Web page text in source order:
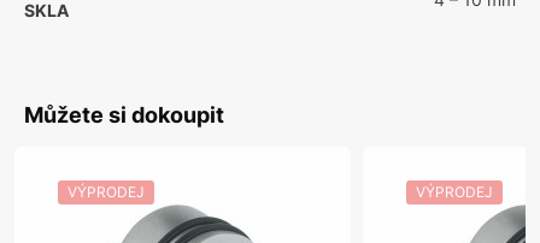
SKLA
Můžete si dokoupit
VÝPRODEJ VÝPRODEJ